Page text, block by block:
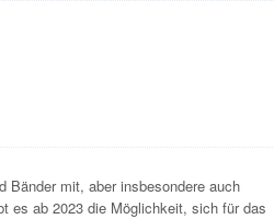
Bänder mit, aber insbesondere auch
es ab 2023 die Möglichkeit, sich für das